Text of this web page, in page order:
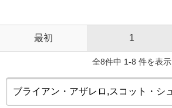
最初 1
全8件中 1-8 件を表示